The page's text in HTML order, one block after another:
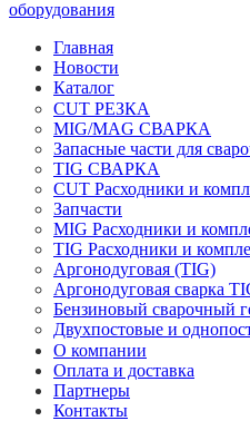
Главная
Новости
Каталог
CUT РЕЗКА
MIG/MAG СВАРКА
Запасные части для
TIG СВАРКА
CUT Расходники и
Запчасти
MIG Расходники и
TIG Расходники и
Аргонодуговая (TIG)
Аргонодуговая сварка
Бензиновый сварочный
Двухпостовые и
О компании
Оплата и доставка
Партнеры
Контакты